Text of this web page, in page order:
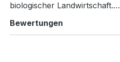
biologischer Landwirtschaft.…
Bewertungen